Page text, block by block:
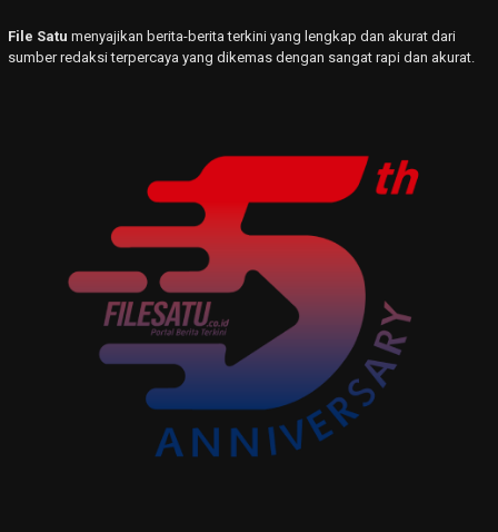
File Satu menyajikan berita-berita terkini yang lengkap dan akurat dari
sumber redaksi terpercaya yang dikemas dengan sangat rapi dan akurat.